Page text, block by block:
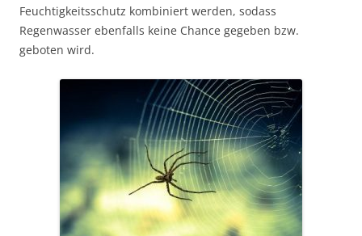
Feuchtigkeitsschutz kombiniert werden, sodass
Regenwasser ebenfalls keine Chance gegeben bzw.
geboten wird.